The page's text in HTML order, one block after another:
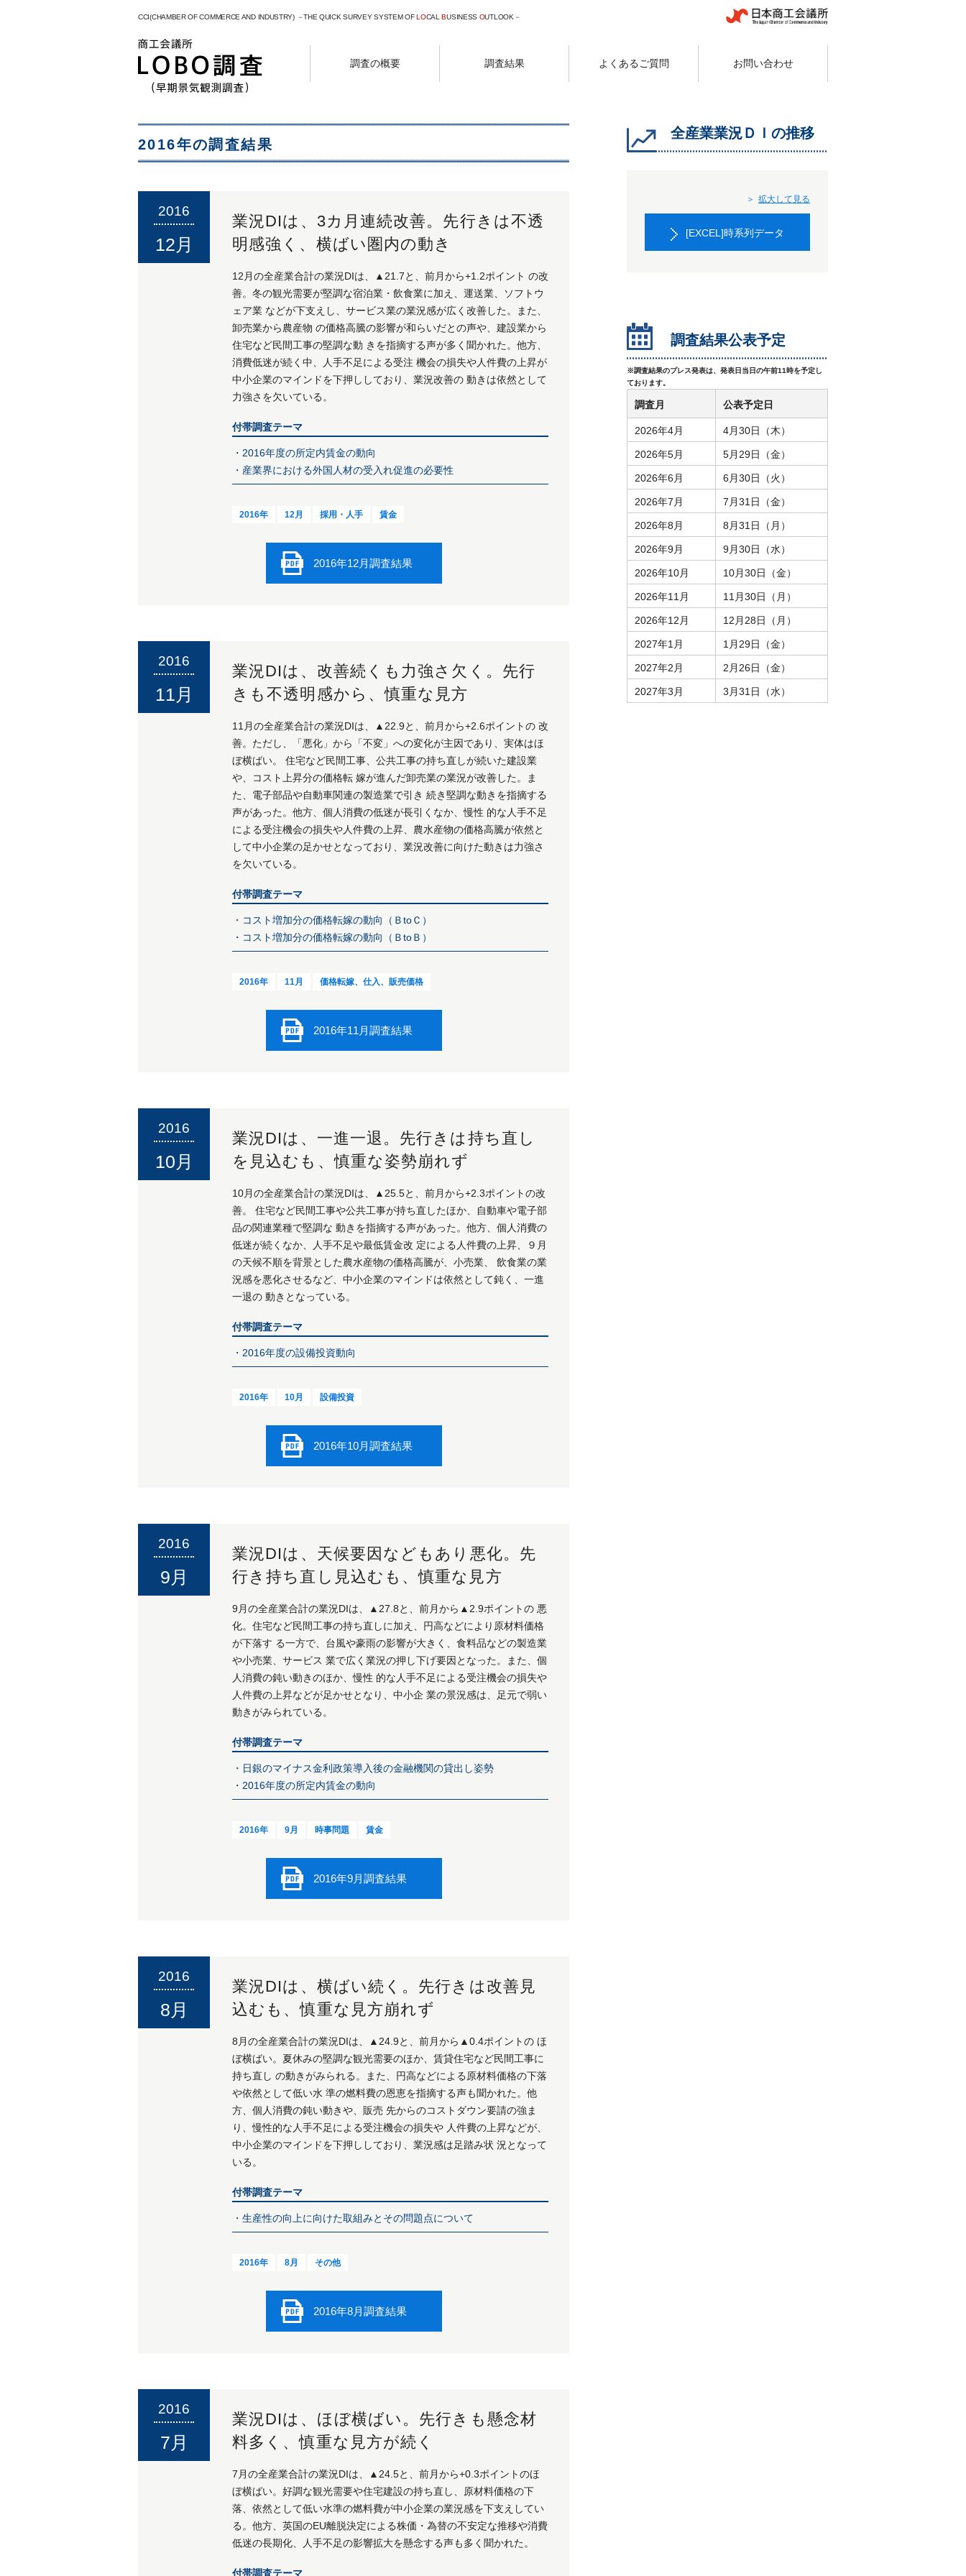
CCI(CHAMBER OF COMMERCE AND INDUSTRY) －THE QUICK SURVEY SYSTEM OFLOCALBUSINESS OUTLOOK－
調査の概要 調査結果 よくあるご質問 お問い合わせ
2016年の調査結果
2016
12月
業況DIは、3カ月連続改善。先行きは不透
明感強く、横ばい圏内の動き
12月の全産業合計の業況DIは、▲21.7と、前月から+1.2ポイント の改
善。冬の観光需要が堅調な宿泊業・飲食業に加え、運送業、ソフトウ
ェア業 などが下支えし、サービス業の業況感が広く改善した。また、
卸売業から農産物 の価格高騰の影響が和らいだとの声や、建設業から
住宅など民間工事の堅調な動 きを指摘する声が多く聞かれた。他方、
消費低迷が続く中、人手不足による受注 機会の損失や人件費の上昇が
中小企業のマインドを下押ししており、業況改善の 動きは依然として
力強さを欠いている。
付帯調査テーマ
・2016年度の所定内賃金の動向
・産業界における外国人材の受入れ促進の必要性
2016年 12月 採用・人手 賃金
2016年12月調査結果
2016
11月
業況DIは、改善続くも力強さ欠く。先行
きも不透明感から、慎重な見方
11月の全産業合計の業況DIは、▲22.9と、前月から+2.6ポイントの 改
善。ただし、「悪化」から「不変」への変化が主因であり、実体はほ
ぼ横ばい。 住宅など民間工事、公共工事の持ち直しが続いた建設業
や、コスト上昇分の価格転 嫁が進んだ卸売業の業況が改善した。ま
た、電子部品や自動車関連の製造業で引き 続き堅調な動きを指摘する
声があった。他方、個人消費の低迷が長引くなか、慢性 的な人手不足
による受注機会の損失や人件費の上昇、農水産物の価格高騰が依然と
して中小企業の足かせとなっており、業況改善に向けた動きは力強さ
を欠いている。
付帯調査テーマ
・コスト増加分の価格転嫁の動向（ＢtoＣ）
・コスト増加分の価格転嫁の動向（ＢtoＢ）
2016年 11月 価格転嫁、仕入、販売価格
2016年11月調査結果
2016
10月
業況DIは、一進一退。先行きは持ち直し
を見込むも、慎重な姿勢崩れず
10月の全産業合計の業況DIは、▲25.5と、前月から+2.3ポイントの改
善。 住宅など民間工事や公共工事が持ち直したほか、自動車や電子部
品の関連業種で堅調な 動きを指摘する声があった。他方、個人消費の
低迷が続くなか、人手不足や最低賃金改 定による人件費の上昇、９月
の天候不順を背景とした農水産物の価格高騰が、小売業、 飲食業の業
況感を悪化させるなど、中小企業のマインドは依然として鈍く、一進
一退の 動きとなっている。
付帯調査テーマ
・2016年度の設備投資動向
2016年 10月 設備投資
2016年10月調査結果
2016
9月
業況DIは、天候要因などもあり悪化。先
行き持ち直し見込むも、慎重な見方
9月の全産業合計の業況DIは、▲27.8と、前月から▲2.9ポイントの 悪
化。住宅など民間工事の持ち直しに加え、円高などにより原材料価格
が下落す る一方で、台風や豪雨の影響が大きく、食料品などの製造業
や小売業、サービス 業で広く業況の押し下げ要因となった。また、個
人消費の鈍い動きのほか、慢性 的な人手不足による受注機会の損失や
人件費の上昇などが足かせとなり、中小企 業の景況感は、足元で弱い
動きがみられている。
付帯調査テーマ
・日銀のマイナス金利政策導入後の金融機関の貸出し姿勢
・2016年度の所定内賃金の動向
2016年 9月 時事問題 賃金
2016年9月調査結果
2016
8月
業況DIは、横ばい続く。先行きは改善見
込むも、慎重な見方崩れず
8月の全産業合計の業況DIは、▲24.9と、前月から▲0.4ポイントの ほ
ぼ横ばい。夏休みの堅調な観光需要のほか、賃貸住宅など民間工事に
持ち直し の動きがみられる。また、円高などによる原材料価格の下落
や依然として低い水 準の燃料費の恩恵を指摘する声も聞かれた。他
方、個人消費の鈍い動きや、販売 先からのコストダウン要請の強ま
り、慢性的な人手不足による受注機会の損失や 人件費の上昇などが、
中小企業のマインドを下押ししており、業況感は足踏み状 況となって
いる。
付帯調査テーマ
・生産性の向上に向けた取組みとその問題点について
2016年 8月 その他
2016年8月調査結果
2016
7月
業況DIは、ほぼ横ばい。先行きも懸念材
料多く、慎重な見方が続く
7月の全産業合計の業況DIは、▲24.5と、前月から+0.3ポイントのほ
ぼ横ばい。好調な観光需要や住宅建設の持ち直し、原材料価格の下
落、依然として低い水準の燃料費が中小企業の業況感を下支えしてい
る。他方、英国のEU離脱決定による株価・為替の不安定な推移や消費
低迷の長期化、人手不足の影響拡大を懸念する声も多く聞かれた。
付帯調査テーマ
全産業業況ＤＩの推移
拡大して見る
[EXCEL]時系列データ
調査結果公表予定
※調査結果のプレス発表は、発表日当日の午前11時を予定し
ております。
調査月 公表予定日
2026年4月 4月30日（木）
2026年5月 5月29日（金）
2026年6月 6月30日（火）
2026年7月 7月31日（金）
2026年8月 8月31日（月）
2026年9月 9月30日（水）
2026年10月 10月30日（金）
2026年11月 11月30日（月）
2026年12月 12月28日（月）
2027年1月 1月29日（金）
2027年2月 2月26日（金）
2027年3月 3月31日（水）